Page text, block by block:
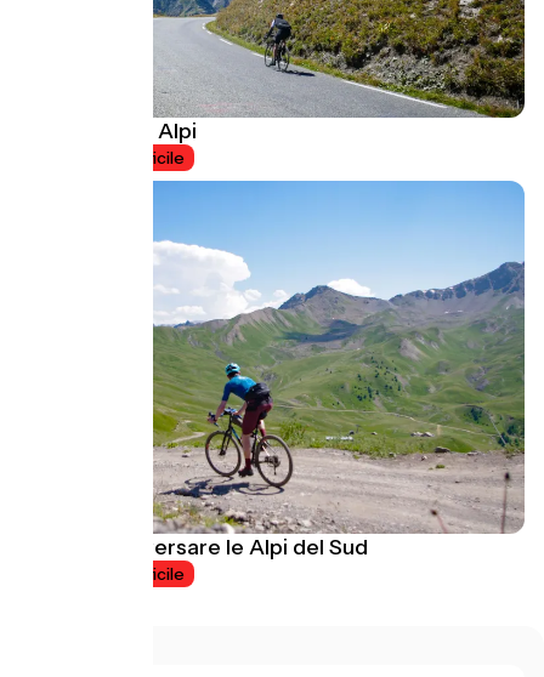
I giganti delle Alpi
Difficile
Ghiaia: attraversare le Alpi del Sud
Difficile